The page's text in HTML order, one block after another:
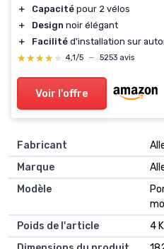
＋ Capacité pour 2 vélos
＋
Design noir élégant
＋
Facilité d'installation sur
★★★★★
★★★★★ 4,1/5 — 5253 avis
Voir l'offre
Fabricant
Marque
Modèle
Poids de l'article
‎4